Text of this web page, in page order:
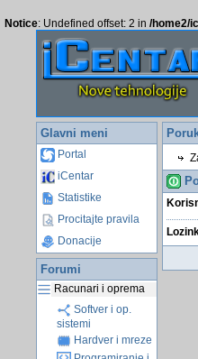
Notice: Undefined offset: 2 in /home2/
Glavni meni
Portal
iCentar
Statistike
Procitajte pravila
Donacije
Forumi
Racunari i oprema
Softver i op.
sistemi
Hardver i mreze